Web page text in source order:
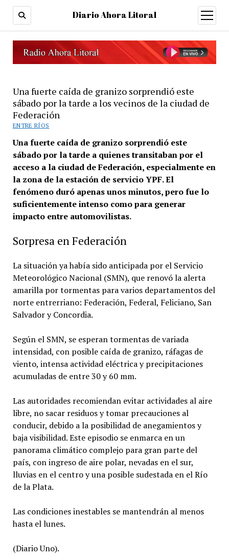
Diario Ahora Litoral
open
menu
Una fuerte caída de granizo sorprendió este
sábado por la tarde a los vecinos de la ciudad de
Federación
ENTRE RÍOS
Una fuerte caída de granizo sorprendió este
sábado por la tarde a quienes transitaban por el
acceso a la ciudad de Federación, especialmente en
la zona de la estación de servicio YPF. El
fenómeno duró apenas unos minutos, pero fue lo
suficientemente intenso como para generar
impacto entre automovilistas.
Sorpresa en Federación
La situación ya había sido anticipada por el Servicio
Meteorológico Nacional (SMN), que renovó la alerta
amarilla por tormentas para varios departamentos del
norte entrerriano: Federación, Federal, Feliciano, San
Salvador y Concordia.
Según el SMN, se esperan tormentas de variada
intensidad, con posible caída de granizo, ráfagas de
viento, intensa actividad eléctrica y precipitaciones
acumuladas de entre 30 y 60 mm.
Las autoridades recomiendan evitar actividades al aire
libre, no sacar residuos y tomar precauciones al
conducir, debido a la posibilidad de anegamientos y
baja visibilidad. Este episodio se enmarca en un
panorama climático complejo para gran parte del
país, con ingreso de aire polar, nevadas en el sur,
lluvias en el centro y una posible sudestada en el Río
de la Plata.
Las condiciones inestables se mantendrán al menos
hasta el lunes.
(Diario Uno).